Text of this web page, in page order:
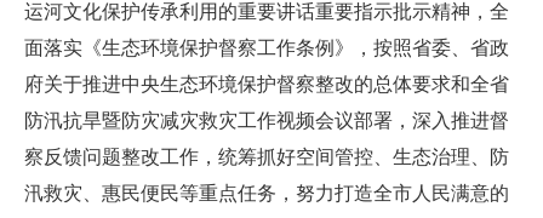
运河文化保护传承利用的重要讲话重要指示批示精神，全
面落实《生态环境保护督察工作条例》，按照省委、省政
府关于推进中央生态环境保护督察整改的总体要求和全省
防汛抗旱暨防灾减灾救灾工作视频会议部署，深入推进督
察反馈问题整改工作，统筹抓好空间管控、生态治理、防
汛救灾、惠民便民等重点任务，努力打造全市人民满意的